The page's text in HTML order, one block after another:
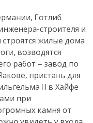
Готлиб
строителя и
жилые дома
возводятся
работ – завод по
пристань для
II в Хайфе
при
камня от